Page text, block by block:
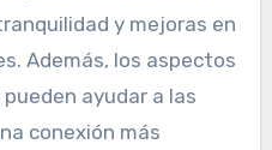
y mejoras en
Además, los aspectos
ayudar a las
conexión más